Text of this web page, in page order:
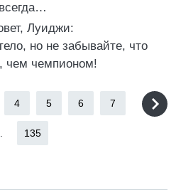
Луиджи:
но не забывайте, что
чем чемпионом!
4 5 6 7
135